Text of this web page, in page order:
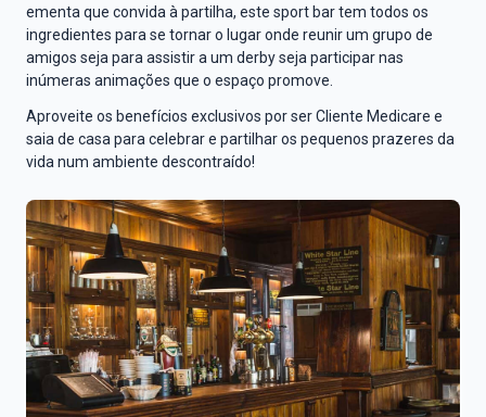
ementa que convida à partilha, este sport bar tem todos os
ingredientes para se tornar o lugar onde reunir um grupo de
amigos seja para assistir a um derby seja participar nas
inúmeras animações que o espaço promove.
Aproveite os benefícios exclusivos por ser Cliente Medicare e
saia de casa para celebrar e partilhar os pequenos prazeres da
vida num ambiente descontraído!